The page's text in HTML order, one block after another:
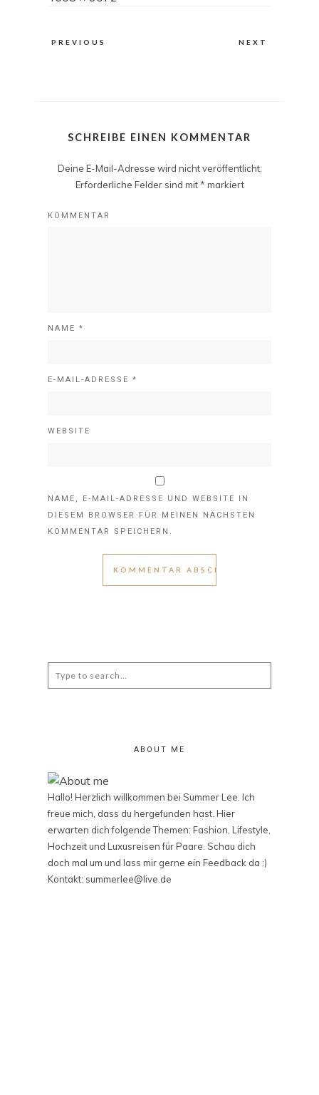
PREVIOUS NEXT
SCHREIBE EINEN KOMMENTAR
Deine E-Mail-Adresse wird nicht veröffentlicht.
Erforderliche Felder sind mit * markiert
KOMMENTAR
NAME *
E-MAIL-ADRESSE *
WEBSITE
NAME, E-MAIL-ADRESSE UND WEBSITE IN
DIESEM BROWSER FÜR MEINEN NÄCHSTEN
KOMMENTAR SPEICHERN.
for:
ABOUT ME
Hallo! Herzlich willkommen bei Summer Lee. Ich
freue mich, dass du hergefunden hast. Hier
erwarten dich folgende Themen: Fashion, Lifestyle,
Hochzeit und Luxusreisen für Paare. Schau dich
doch mal um und lass mir gerne ein Feedback da :)
Kontakt: summerlee@live.de